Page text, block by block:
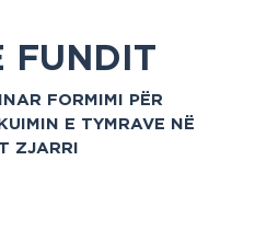
FUNDIT
FORMIMI PËR
E TYMRAVE NË
ZJARRI